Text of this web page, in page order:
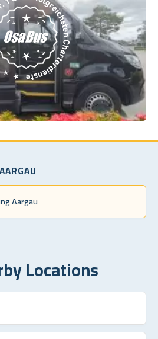
Aargau
Locations